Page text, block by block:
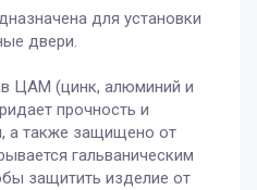
для установки
двери.
ЦАМ (цинк, алюминий и
прочность и
а также защищено от
гальваническим
защитить изделие от